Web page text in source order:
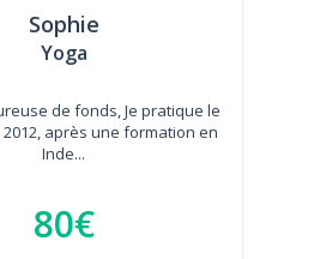
Sophie
Yoga
de fonds, Je pratique le
après une formation en
Inde...
80€